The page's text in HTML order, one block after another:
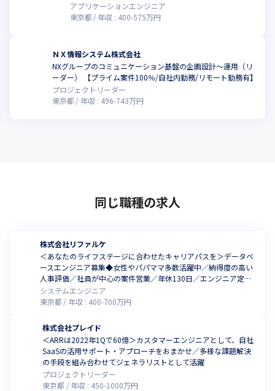
アプリケーションエンジニア
東京都
年収 : 400-575万円
ＮＸ情報システム株式会社
NXグループのコミュニケーション基盤の企画設計～運用（リ
ーダー） 【プライム案件100％/自社内勤務/リモート勤務有】
プロジェクトリーダー
東京都
年収 : 496-743万円
同じ職種の求人
株式会社リファルケ
＜あなたのライフステージに合わせたキャリアパスを＞データベ
ースエンジニア募集◆女性やパパママ多数活躍中／納得度の高い
人事評価／社員が中心の案件営業／年休130日／エンジニア定着
率97%
システムエンジニア
東京都
年収 : 400-700万円
株式会社プレイド
＜ARRは2022年1Qで60億＞カスタマーエンジニアとして、自社
SaaSの活用サポート・アプローチをおまかせ／多様な課題解決
の手段を組み合わせてジェネラリストとして活躍
プロジェクトリーダー
東京都
年収 : 450-1000万円